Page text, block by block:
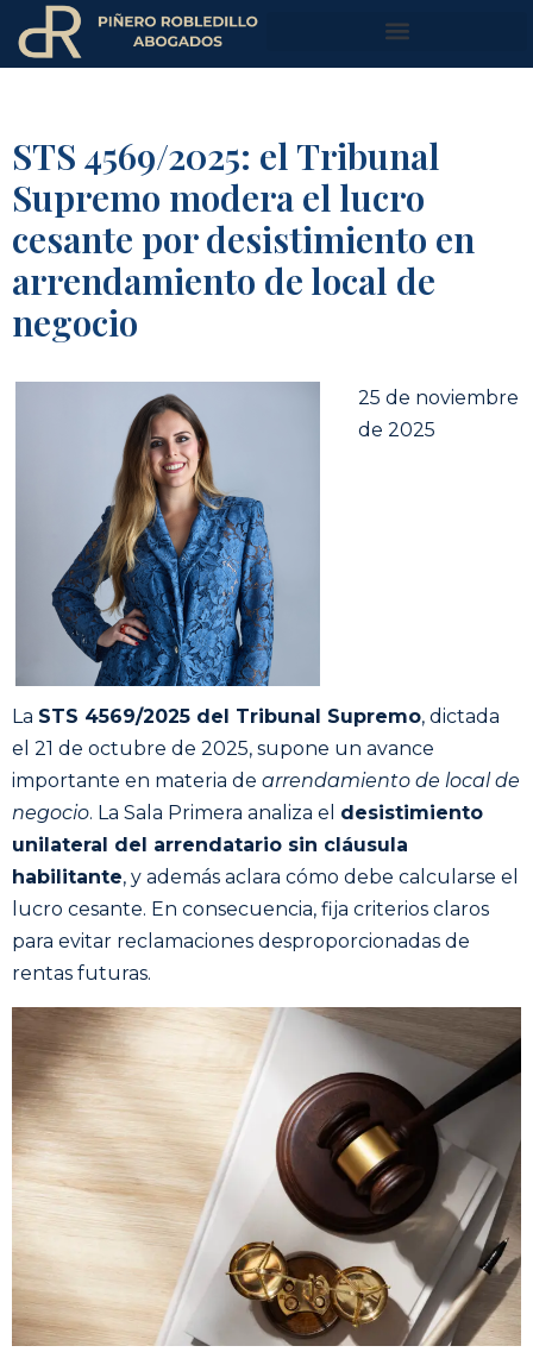
STS 4569/2025: el Tribunal
Supremo modera el lucro
cesante por desistimiento en
arrendamiento de local de
negocio
25 de noviembre
de 2025
La STS 4569/2025 del Tribunal Supremo, dictada
el 21 de octubre de 2025, supone un avance
importante en materia de arrendamiento de local de
negocio. La Sala Primera analiza el desistimiento
unilateral del arrendatario sin cláusula
habilitante, y además aclara cómo debe calcularse el
lucro cesante. En consecuencia, fija criterios claros
para evitar reclamaciones desproporcionadas de
rentas futuras.